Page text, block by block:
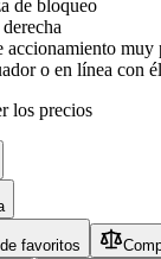
de bloqueo
accionamiento muy
o en línea con
los precios
favoritos